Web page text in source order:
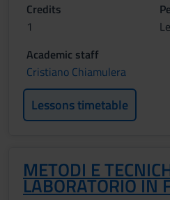
Credits
1
Academic staff
Cristiano Chiamulera
Lessons timetable
METODI E
LABORATORIO IN